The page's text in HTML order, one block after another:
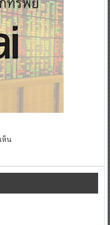
ห็นบน
เข้า
MAI